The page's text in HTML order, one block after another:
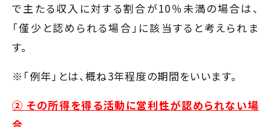
で主たる収入に対する割合が10％未満の場合は、
「僅少と認められる場合」に該当すると考えられま
す。
※「例年」とは、概ね3年程度の期間をいいます。
② その所得を得る活動に営利性が認められない場